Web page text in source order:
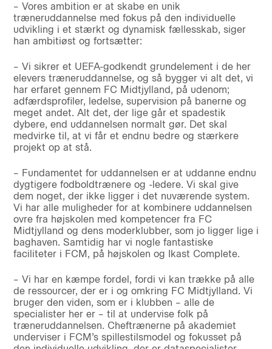
– Vores ambition er at skabe en unik
træneruddannelse med fokus på den individuelle
udvikling i et stærkt og dynamisk fællesskab, siger
han ambitiøst og fortsætter:
– Vi sikrer et UEFA-godkendt grundelement i de her
elevers træneruddannelse, og så bygger vi alt det, vi
har erfaret gennem FC Midtjylland, på udenom;
adfærdsprofiler, ledelse, supervision på banerne og
meget andet. Alt det, der lige går et spadestik
dybere, end uddannelsen normalt gør. Det skal
medvirke til, at vi får et endnu bedre og stærkere
projekt op at stå.
– Fundamentet for uddannelsen er at uddanne endnu
dygtigere fodboldtrænere og -ledere. Vi skal give
dem noget, der ikke ligger i det nuværende system.
Vi har alle muligheder for at kombinere uddannelsen
ovre fra højskolen med kompetencer fra FC
Midtjylland og dens moderklubber, som jo ligger lige i
baghaven. Samtidig har vi nogle fantastiske
faciliteter i FCM, på højskolen og Ikast Complete.
– Vi har en kæmpe fordel, fordi vi kan trække på alle
de ressourcer, der er i og omkring FC Midtjylland. Vi
bruger den viden, som er i klubben – alle de
specialister her er – til at undervise folk på
træneruddannelsen. Cheftrænerne på akademiet
underviser i FCM’s spillestilsmodel og fokusset på